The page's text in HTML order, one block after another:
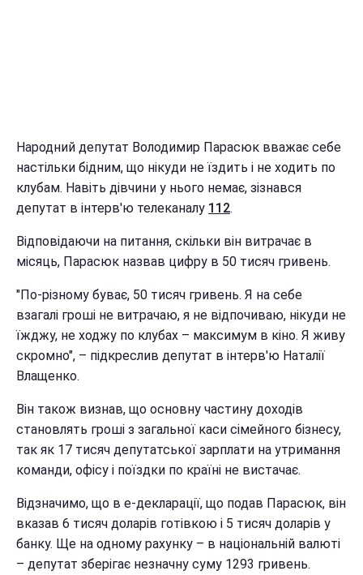
Народний депутат Володимир Парасюк вважає себе
настільки бідним, що нікуди не їздить і не ходить по
клубам. Навіть дівчини у нього немає, зізнався
депутат в інтерв'ю телеканалу 112.
Відповідаючи на питання, скільки він витрачає в
місяць, Парасюк назвав цифру в 50 тисяч гривень.
"По-різному буває, 50 тисяч гривень. Я на себе
взагалі гроші не витрачаю, я не відпочиваю, нікуди не
їжджу, не ходжу по клубах – максимум в кіно. Я живу
скромно", – підкреслив депутат в інтерв'ю Наталії
Влащенко.
Він також визнав, що основну частину доходів
становлять гроші з загальної каси сімейного бізнесу,
так як 17 тисяч депутатської зарплати на утримання
команди, офісу і поїздки по країні не вистачає.
Відзначимо, що в е-декларації, що подав Парасюк, він
вказав 6 тисяч доларів готівкою і 5 тисяч доларів у
банку. Ще на одному рахунку – в національній валюті
– депутат зберігає незначну суму 1293 гривень.